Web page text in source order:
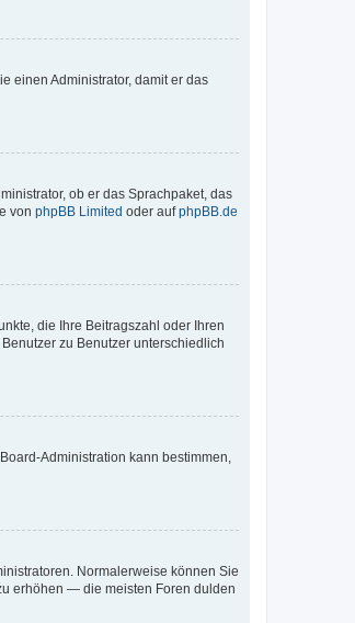
einen Administrator, damit er das
ob er das Sprachpaket, das
von phpBB Limited oder aufphpBB.de
die Ihre Beitragszahl oder Ihren
zu Benutzer unterschiedlich
Administration kann bestimmen,
Normalerweise können Sie
erhöhen — die meisten Foren dulden